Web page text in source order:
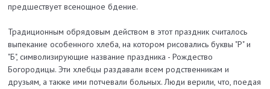
предшествует всенощное бдение.
Традиционным обрядовым действом в этот праздник считалось
выпекание особенного хлеба, на котором рисовались буквы "Р" и
"Б", символизирующие название праздника - Рождество
Богородицы. Эти хлебцы раздавали всем родственникам и
друзьям, а также ими потчевали больных. Люди верили, что, поедая